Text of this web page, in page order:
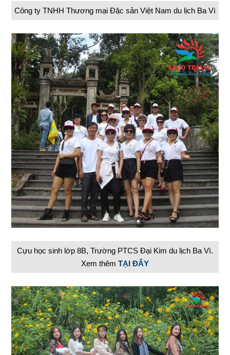
Công ty TNHH Thương mại Đặc sản Việt Nam du lịch Ba Vì
Cựu học sinh lớp 8B, Trường PTCS Đại Kim du lịch Ba Vì.
Xem thêm TẠI ĐÂY